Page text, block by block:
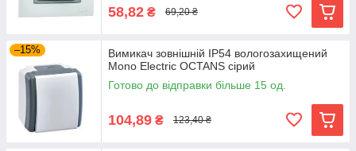
58,82 ₴ 69,20 ₴
–15%
Вимикач зовнішній IP54 вологозахищений
Mono Electric OCTANS сірий
Готово до відправки більше 15 од.
104,89 ₴ 123,40 ₴